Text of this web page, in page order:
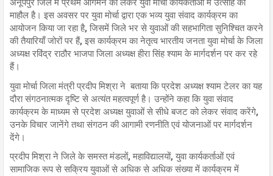
अनूपपुर जिले में प्रथम आगमन को लेकर युवा मोर्चा कार्यकर्ताओं में उत्साह का
माहौल है। इस अवसर पर युवा मोर्चा द्वारा एक भव्य युवा संवाद कार्यक्रम का
आयोजन किया जा रहा है, जिसमें जिले भर से युवाओं की सहभागिता सुनिश्चित करने
की तैयारियाँ जोरों पर हैं, इस कार्यक्रम का नेतृत्व भारतीय जनता युवा मोर्चा के जिला
अध्यक्ष रविंद्र राठौर भाजपा जिला अध्यक्ष हीरा सिंह श्याम के मार्गदर्शन पर कर रहे
हैं।
युवा मोर्चा जिला मंत्री प्रदीप मिश्रा ने बताया कि प्रदेश अध्यक्ष श्याम टेलर का यह
दौरा संगठनात्मक दृष्टि से अत्यंत महत्वपूर्ण है। उन्होंने कहा कि युवा संवाद
कार्यक्रम के माध्यम से प्रदेश अध्यक्ष युवाओं से सीधे बजट को लेकर संवाद करेंगे,
उनके विचार जानेंगे तथा संगठन की आगामी रणनीति एवं योजनाओं पर मार्गदर्शन
देंगे।
प्रदीप मिश्रा ने जिले के समस्त मंडलों, महाविद्यालयों, युवा कार्यकर्ताओं एवं
सामाजिक रूप से सक्रिय युवाओं से अधिक से अधिक संख्या में कार्यक्रम में